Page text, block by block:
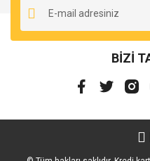
BİZİ